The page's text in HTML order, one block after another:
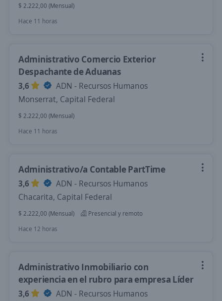
$ 2.222,00 (Mensual)
Hace 11 horas
Administrativo Comercio Exterior
Despachante de Aduanas
3,6
ADN - Recursos Humanos
Monserrat, Capital Federal
$ 2.222,00 (Mensual)
Hace 11 horas
Administrativo/a Contable PartTime
3,6
ADN - Recursos Humanos
Chacarita, Capital Federal
$ 2.222,00 (Mensual)
Presencial y remoto
Hace 12 horas
Administrativo Inmobiliario con
experiencia en el rubro para empresa Líder
3,6
ADN - Recursos Humanos